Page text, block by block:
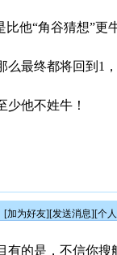
比他“角谷猜想”更
最终都将回到1
少他不姓牛！
[加为好友][发送消息][个
有的是，不信你